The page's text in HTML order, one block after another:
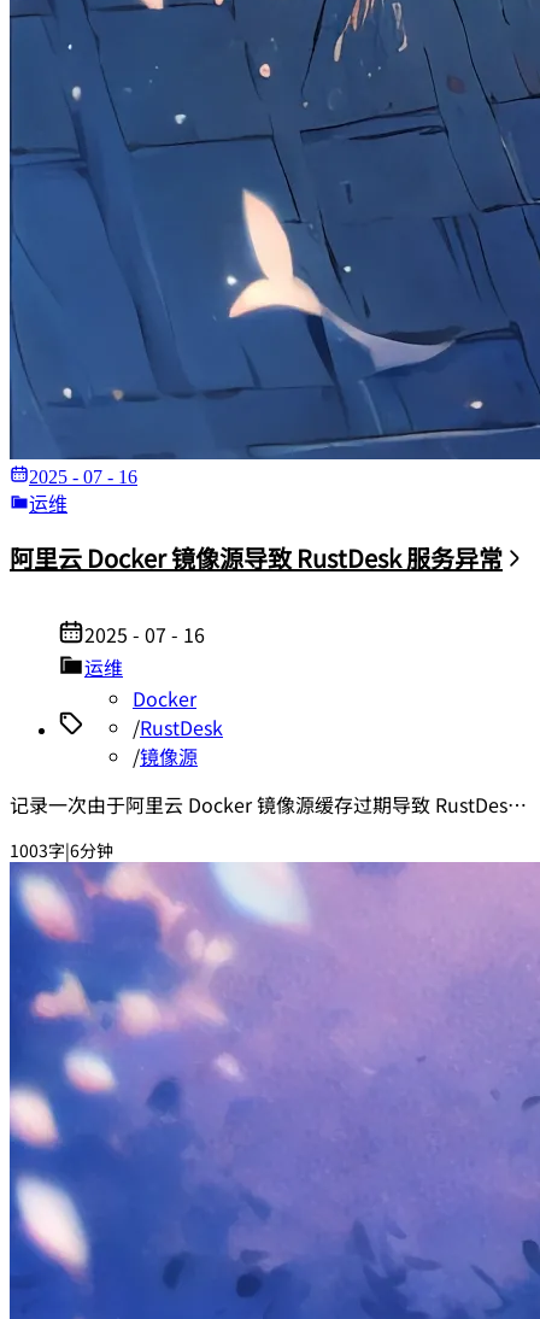
2025 - 07 - 16
运维
阿里云 Docker 镜像源导致 RustDesk 服务异常
2025 - 07 - 16
运维
Docker
/RustDesk
/镜像源
记录一次由于阿里云 Docker 镜像源缓存过期导致 RustDesk
1003字|6分钟